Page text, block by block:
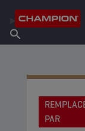
À propos de
Trouver un point de
PAR